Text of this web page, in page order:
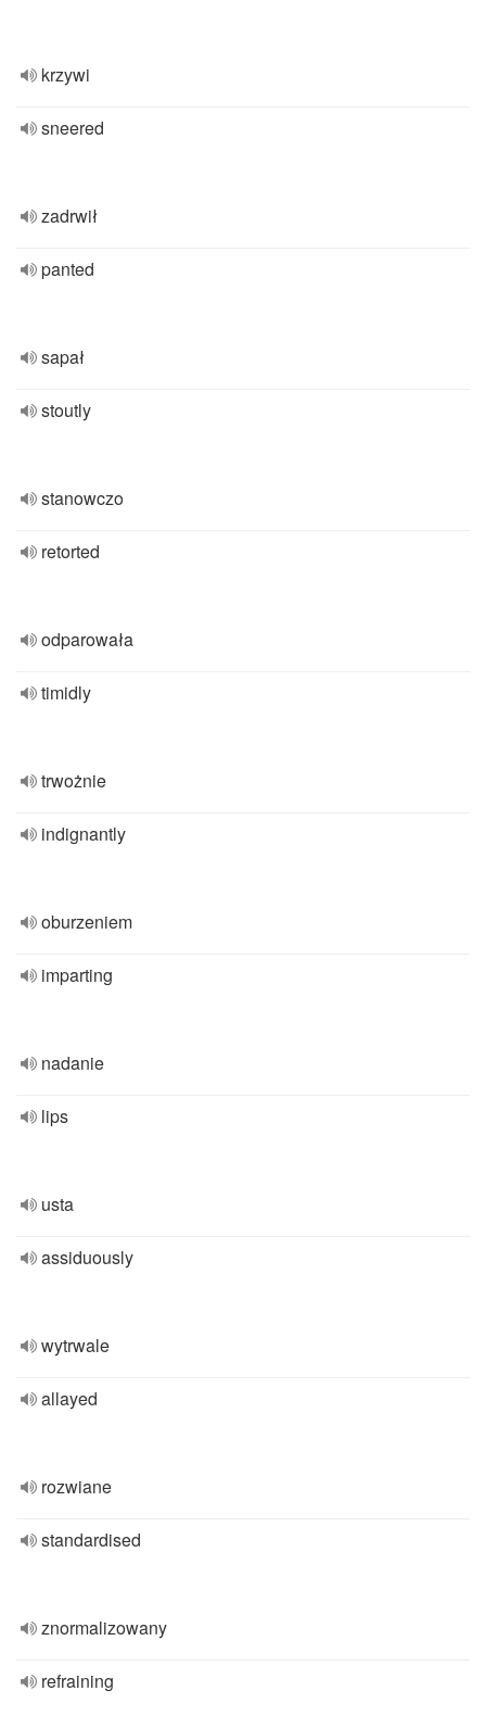
krzywi
sneered
zadrwił
panted
sapał
stoutly
stanowczo
retorted
odparowała
timidly
trwożnie
indignantly
oburzeniem
imparting
nadanie
lips
usta
assiduously
wytrwale
allayed
rozwiane
standardised
znormalizowany
refraining